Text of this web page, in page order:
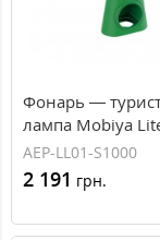
Фонарь —
лампа Mobiya
(AEP-LL01-S1000)
AEP-LL01-S1000
2 191 грн.